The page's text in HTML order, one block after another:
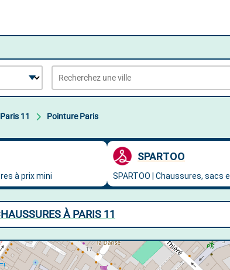
Paris 11 Pointure Paris
À PARIS 11